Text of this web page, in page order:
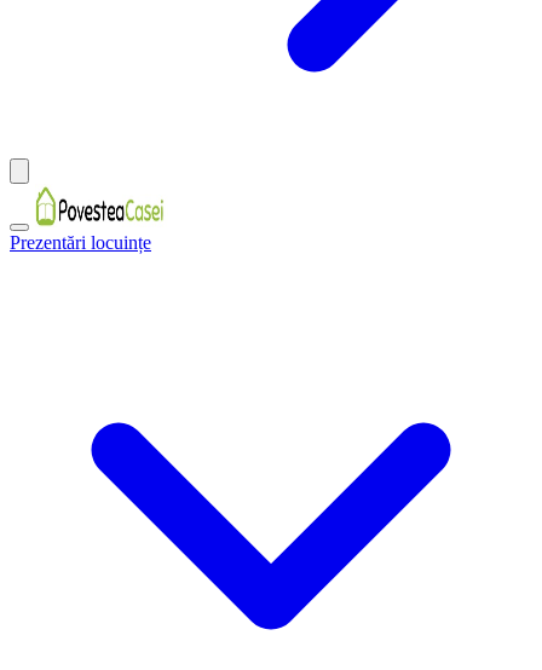
Prezentări locuințe